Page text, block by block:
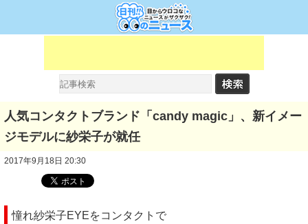
人気コンタクトブランド「candy magic」、新イメー
ジモデルに紗栄子が就任
2017年9月18日 20:30
憧れ紗栄子EYEをコンタクトで